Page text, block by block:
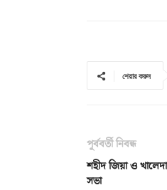
শেয়ার করুন
পূর্ববর্তী নিবন্ধ
শহীদ জিয়া ও
সভা